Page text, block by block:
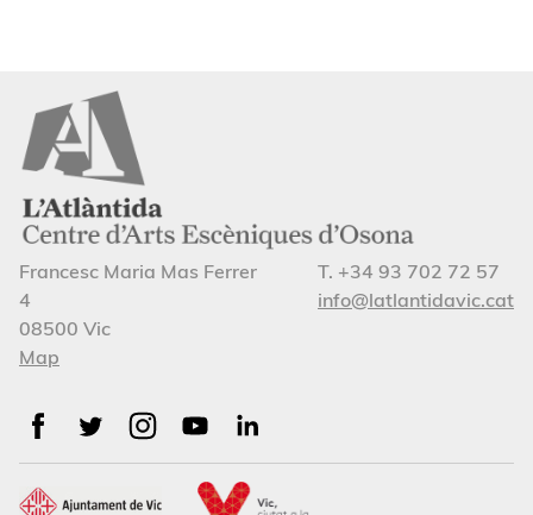
Francesc Maria Mas Ferrer
4
08500 Vic
Map
T. +34 93 702 72 57
info@latlantidavic.cat